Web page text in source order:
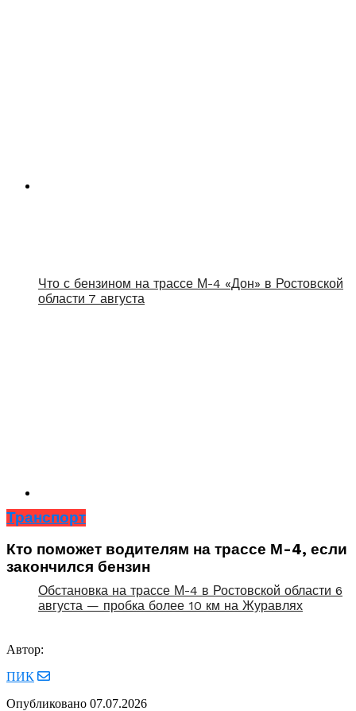
Что с бензином на трассе М-4 «Дон» в Ростовской
области 7 августа
Обстановка на трассе М-4 в Ростовской области 6
августа — пробка более 10 км на Журавлях
Транспорт
Кто поможет водителям на трассе М-4, если
закончился бензин
Автор:
ПИК
Опубликовано 07.07.2026